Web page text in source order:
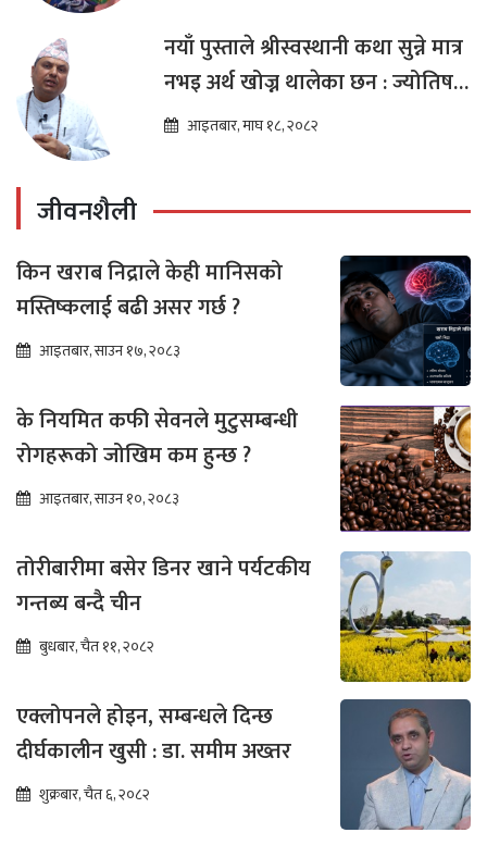
नयाँ पुस्ताले श्रीस्वस्थानी कथा सुन्ने मात्र
नभइ अर्थ खोज्न थालेका छन : ज्योतिष
तारा लोचन न्यौपाने
आइतबार, माघ १८, २०८२
जीवनशैली
किन खराब निद्राले केही मानिसको
मस्तिष्कलाई बढी असर गर्छ ?
आइतबार, साउन १७, २०८३
के नियमित कफी सेवनले मुटुसम्बन्धी
रोगहरूको जोखिम कम हुन्छ ?
आइतबार, साउन १०, २०८३
तोरीबारीमा बसेर डिनर खाने पर्यटकीय
गन्तब्य बन्दै चीन
बुधबार, चैत ११, २०८२
एक्लोपनले होइन, सम्बन्धले दिन्छ
दीर्घकालीन खुसी : डा. समीम अख्तर
शुक्रबार, चैत ६, २०८२